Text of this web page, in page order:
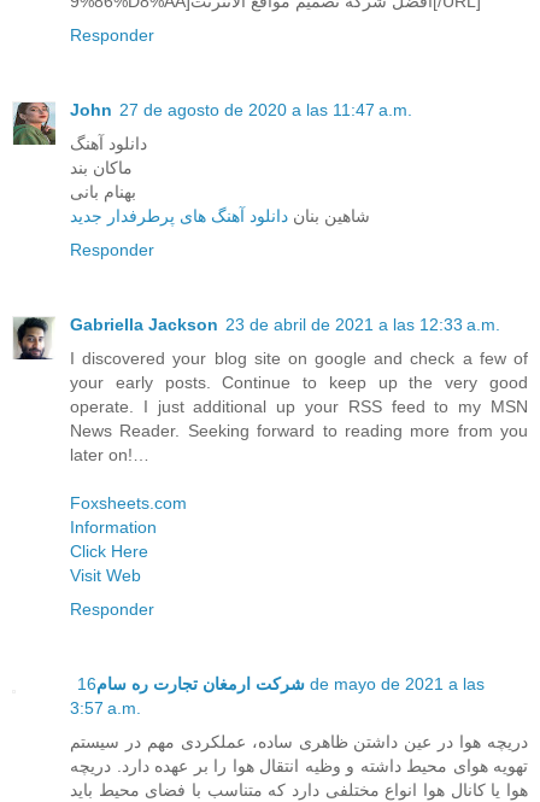
Responder
John 27 de agosto de 2020 a las 11:47 a.m.
دانلود آهنگ
ماکان بند
بهنام بانی
شاهین بنان دانلود آهنگ های پرطرفدار جدید
Responder
Gabriella Jackson 23 de abril de 2021 a las 12:33 a.m.
I discovered your blog site on google and check a few of
your early posts. Continue to keep up the very good
operate. I just additional up your RSS feed to my MSN
News Reader. Seeking forward to reading more from you
later on!…
Foxsheets.com
Information
Click Here
Visit Web
Responder
شرکت ارمغان تجارت ره سام16 de mayo de 2021 a las
3:57 a.m.
دریچه هوا در عین داشتن ظاهری ساده، عملکردی مهم در سیستم
تهویه هوای محیط داشته و وظیه انتقال هوا را بر عهده دارد. دریچه
هوا یا کانال هوا انواع مختلفی دارد که متناسب با فضای محیط باید